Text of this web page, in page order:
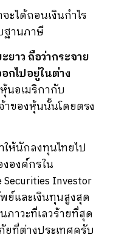
ะได้ถอนเงินกำไร
ฐานภาษี
ยาว ถือว่ากระจาย
กไปอยู่ในต่าง
นอเมริกากับ
าของหุ้นนั้นโดยตรง
ห้นักลงทุนไทยไป
องค์กรใน
Investor
ย์และเงินทุนสูงสุด
ภาวะที่เลวร้ายที่สุด
ที่ต่างประเทศครับ